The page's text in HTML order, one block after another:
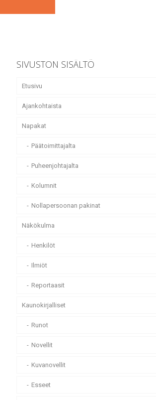
SIVUSTON SISÄLTÖ
Etusivu
Ajankohtaista
Napakat
Päätoimittajalta
Puheenjohtajalta
Kolumnit
Nollapersoonan pakinat
Näkökulma
Henkilöt
Ilmiöt
Reportaasit
Kaunokirjalliset
Runot
Novellit
Kuvanovellit
Esseet